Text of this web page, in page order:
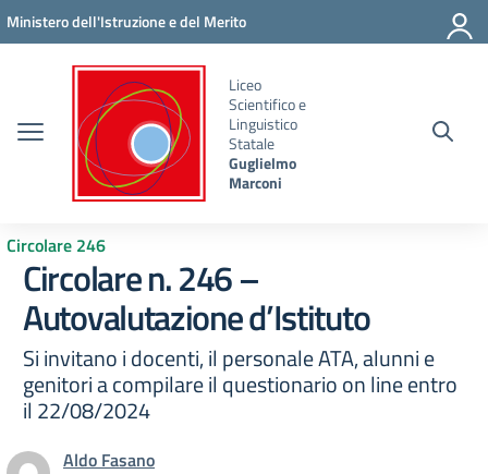
Vai ai contenuti
Vai al menu di navigazione
Vai al footer
Ministero dell'Istruzione e del Merito
Liceo
Scientifico e
Linguistico
Statale
Guglielmo
Marconi
Circolare 246
Circolare n. 246 –
Autovalutazione d’Istituto
Si invitano i docenti, il personale ATA, alunni e
genitori a compilare il questionario on line entro
il 22/08/2024
Aldo Fasano